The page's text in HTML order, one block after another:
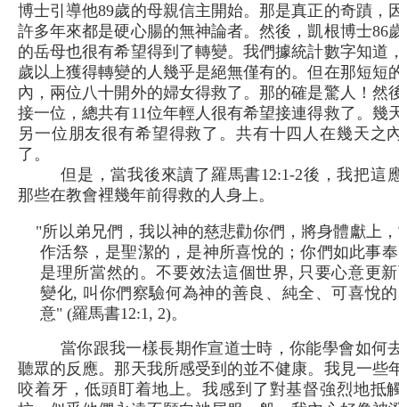
博士引導他89歲的母親信主開始。那是真正的奇蹟，
許多年來都是硬心腸的無神論者。然後，凱根博士86
的岳母也很有希望得到了轉變。我們據統計數字知道
歲以上獲得轉變的人幾乎是絕無僅有的。但在那短短
內，兩位八十開外的婦女得救了。那的確是驚人！然
接一位，總共有11位年輕人很有希望接連得救了。幾
另一位朋友很有希望得救了。共有十四人在幾天之
了。
但是，當我後來讀了羅馬書12:1-2後，我把這
那些在教會裡幾年前得救的人身上。
"所以弟兄們，我以神的慈悲勸你們，將身體獻上
作活祭，是聖潔的，是神所喜悅的；你們如此事
是理所當然的。不要效法這個世界, 只要心意更
變化, 叫你們察驗何為神的善良、純全、可喜悅
意" (羅馬書12:1, 2)。
當你跟我一樣長期作宣道士時，你能學會如何
聽眾的反應。那天我所感受到的並不健康。我見一些
咬着牙，低頭盯着地上。我感到了對基督強烈地抵